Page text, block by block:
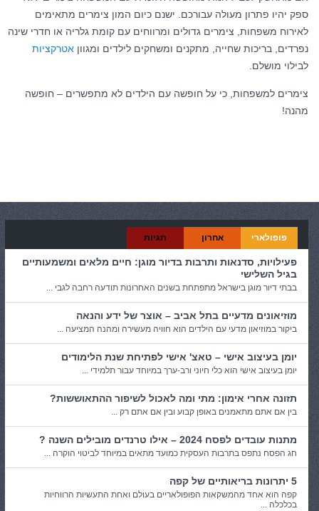
ספק יהיו פתרון מעולה עבורכם. ישנם כיום המון צימרים מתאימים
לאירוח משפחות, צימרים גדולים ומרווחים עם קומת גלריה או חדרי שינה
נפרדים, בריכות שחייה, מתקנים ומשחקים לילדים ומגוון אטרקציות
לבילוי מושלם.
צימרים למשפחות, כי על חופשה עם הילדים לא מתפשרים – חופשה
מהנה!
פופולארי אחרון תגיות
פעילויות, סדנאות ותרבות בדיור מוגן: חיים מלאים ומשמעותיים
בגיל השלישי
בבתי דיור מוגן בישראל מתפתחת בשנים האחרונות תודעה רחבה לגבי ...
מוזיאונים מדעיים בתל אביב – אוצר של ידע והנאה
ביקור במוזיאון מדעי עם הילדים הוא חוויה מעשירה ומהנה המציעה ...
יומן בעיצוב אישי – טאצ' אישי לפתיחת שנת הלימודים
יומן בעיצוב אישי הוא כלי חיוני ורב-ערך במיוחד עבור תלמידי ...
תזונה אחרי אימון: מתי ומה לאכול לשיפור ההתאוששות?
בין אם אתם מתאמנים באופן קבוע ובין אם אתם רק ...
מתנות עובדים לפסח 2024 – אילו טרנדים מובילים השנה ?
חג הפסח נתפס בתרבות העסקית כמועד מתאים במיוחד לביטוי הוקרה ...
5 יתרונות בריאותיים של קפה
קפה הוא אחד מהמשקאות הפופולאריים בעולם ואחת התעשיות הרווחיות
בכלכלה ...